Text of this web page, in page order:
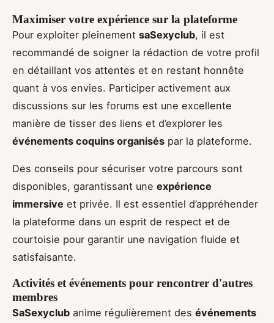
Maximiser votre expérience sur la plateforme
Pour exploiter pleinement saSexyclub, il est
recommandé de soigner la rédaction de votre profil
en détaillant vos attentes et en restant honnête
quant à vos envies. Participer activement aux
discussions sur les forums est une excellente
manière de tisser des liens et d’explorer les
événements coquins organisés par la plateforme.
Des conseils pour sécuriser votre parcours sont
disponibles, garantissant une expérience
immersive et privée. Il est essentiel d’appréhender
la plateforme dans un esprit de respect et de
courtoisie pour garantir une navigation fluide et
satisfaisante.
Activités et événements pour rencontrer d'autres
membres
SaSexyclub anime régulièrement des événements